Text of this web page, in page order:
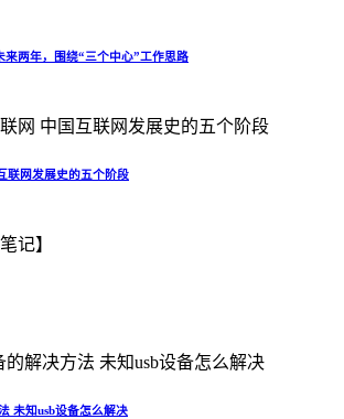
来两年，围绕“三个中心”工作思路
联网发展史的五个阶段
未知usb设备怎么解决